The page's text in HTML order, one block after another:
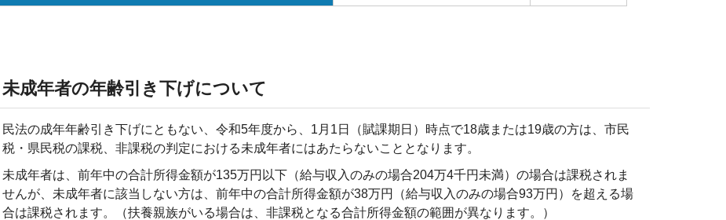
未成年者の年齢引き下げについて
民法の成年年齢引き下げにともない、令和5年度から、1月1日（賦課期日）時点で18歳または19歳の方は、市民
税・県民税の課税、非課税の判定における未成年者にはあたらないこととなります。
未成年者は、前年中の合計所得金額が135万円以下（給与収入のみの場合204万4千円未満）の場合は課税されま
せんが、未成年者に該当しない方は、前年中の合計所得金額が38万円（給与収入のみの場合93万円）を超える場
合は課税されます。（扶養親族がいる場合は、非課税となる合計所得金額の範囲が異なります。）